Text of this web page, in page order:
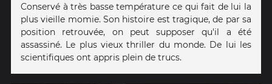
Conservé à très basse température ce qui fait de lui la
plus vieille momie. Son histoire est tragique, de par sa
position retrouvée, on peut supposer qu'il a été
assassiné. Le plus vieux thriller du monde. De lui les
scientifiques ont appris plein de trucs.